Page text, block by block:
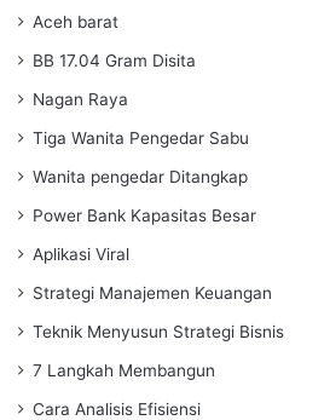
Aceh barat
BB 17.04 Gram Disita
Nagan Raya
Tiga Wanita Pengedar Sabu
Wanita pengedar Ditangkap
Power Bank Kapasitas Besar
Aplikasi Viral
Strategi Manajemen Keuangan
Teknik Menyusun Strategi Bisnis
7 Langkah Membangun
Cara Analisis Efisiensi